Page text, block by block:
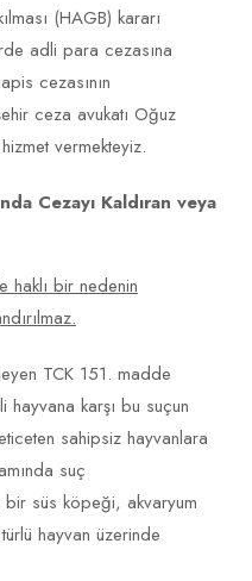
(HAGB) kararı
adli para cezasına
cezasının
ceza avukatı Oğuz
vermekteyiz.
Cezayı Kaldıran veya
haklı bir nedenin
TCK 151. madde
hayvana karşı bu suçun
sahipsiz hayvanlara
suç
bir süs köpeği, akvaryum
hayvan üzerinde